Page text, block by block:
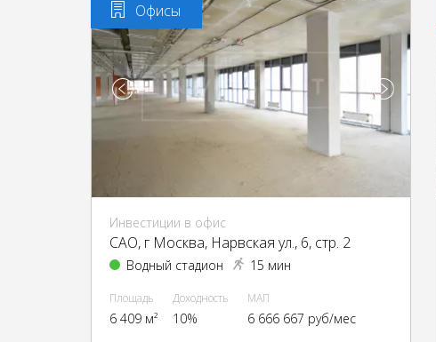
Офисы
Инвестиции в офис
CАО, г Москва, Нарвская ул., 6, стр. 2
Водный стадион 15 мин
Площадь
6 409 м²
Доходность
10%
МАП
6 666 667 руб/мес